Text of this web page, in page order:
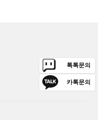
톡톡문의
카톡문의